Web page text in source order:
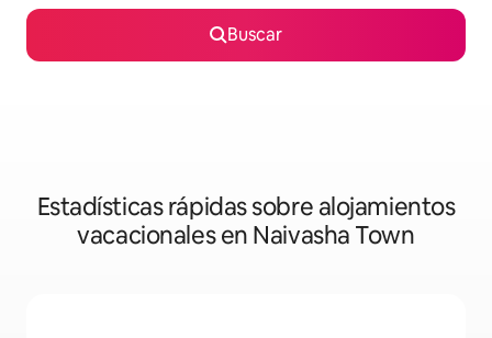
Buscar
Estadísticas rápidas sobre alojamientos
vacacionales en Naivasha Town